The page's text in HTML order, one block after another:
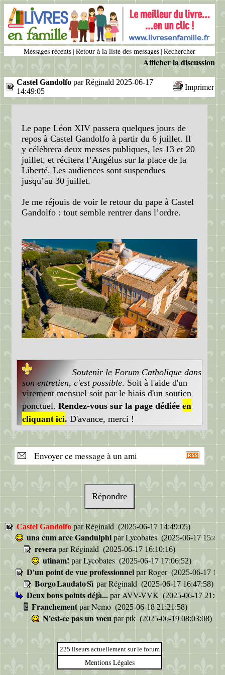
Messages récents | Retour à la liste des messages | Rechercher
Afficher la discussion
Castel Gandolfo par Réginald 2025-06-17
14:49:05
Imprimer
Le pape Léon XIV passera quelques jours de
repos à Castel Gandolfo à partir du 6 juillet. Il
y célébrera deux messes publiques, les 13 et 20
juillet, et récitera l’Angélus sur la place de la
Liberté. Les audiences sont suspendues
jusqu’au 30 juillet.
Je me réjouis de voir le retour du pape à Castel
Gandolfo : tout semble rentrer dans l’ordre.
Soutenir le Forum Catholique dans
son entretien, c'est possible. Soit à l'aide d'un
virement mensuel soit par le biais d'un soutien
ponctuel. Rendez-vous sur la page dédiée en
cliquant ici. D'avance, merci !
Envoyer ce message à un ami
Répondre
Castel Gandolfo parRéginald (2025-06-17 14:49:05)
una cum arce Gandulphi parLycobates (2025-06-17
revera parRéginald (2025-06-17 16:10:16)
utinam! parLycobates (2025-06-17 17:06:52)
D'un point de vue professionnelparRoger (2025-06-17
Borgo Laudato Sì parRéginald (2025-06-17 16:47:58)
Deux bons points déjà... par AVV-VVK (2025-06-17
Franchement parNemo (2025-06-18 21:21:58)
N'est-ce pas un voeu parptk (2025-06-19 08:03:08)
225 liseurs actuellement sur le forum
Mentions Légales